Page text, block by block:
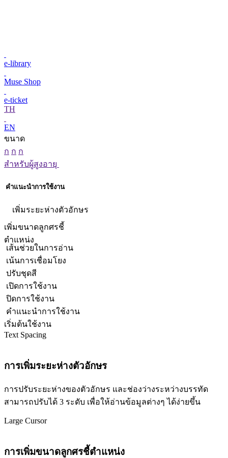
e-library
Muse Shop
e-ticket
TH
EN
ขนาด
ก ก ก
สำหรับผู้สูงอายุ
คำแนะนำการใช้งาน
เพิ่มระยะห่างตัวอักษร
เพิ่มขนาดลูกศรชี้
ตำแหน่ง
เส้นช่วยในการอ่าน
เน้นการเชื่อมโยง
ปรับชุดสี
เปิดการใช้งาน
ปิดการใช้งาน
คำแนะนำการใช้งาน
เริ่มต้นใช้งาน
Text Spacing
การเพิ่มระยะห่างตัวอักษร
การปรับระยะห่างของตัวอักษร และช่องว่างระหว่างบรรทัด
สามารถปรับได้ 3 ระดับ เพื่อให้อ่านข้อมูลต่างๆ ได้ง่ายขึ้น
Large Cursor
การเพิ่มขนาดลูกศรชี้ตำแหน่ง